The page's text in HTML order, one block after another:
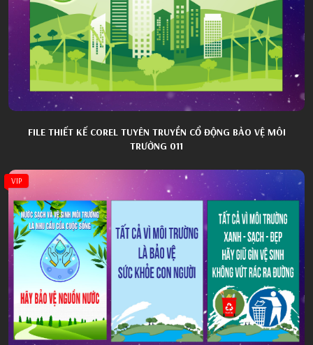
FILE THIẾT KẾ COREL TUYÊN TRUYỀN CỔ ĐỘNG BẢO VỆ MÔI
TRƯỜNG 011
VIP